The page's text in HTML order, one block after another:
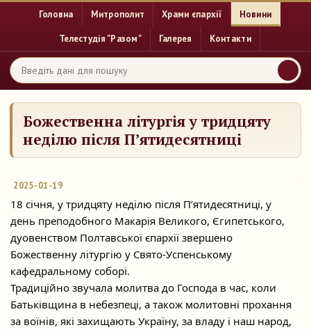
Головна Митрополит Храми єпархії Новини
Телестудія "Разом" Галерея Контакти
Божественна літургія у тридцяту
неділю після П’ятидесятниці
2025-01-19
18 січня, у тридцяту неділю після П’ятидесятниці, у
день преподобного Макарія Великого, Єгипетського,
дуовенством Полтавської єпархії звершено
Божественну літургію у Свято-Успенському
кафедральному соборі.
Традиційно звучала молитва до Господа в час, коли
Батьківщина в небезпеці, а також молитовні прохання
за воїнів, які захищають Україну, за владу і наш народ,